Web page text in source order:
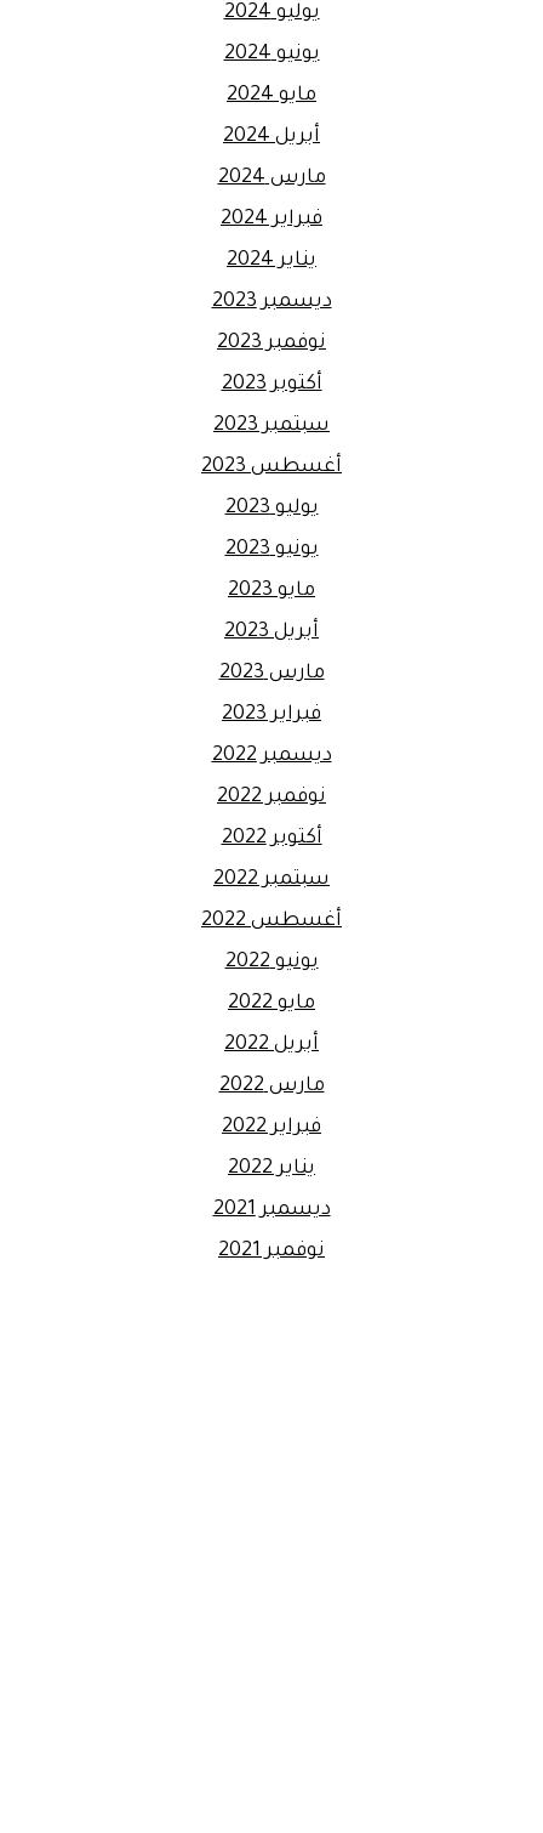
يوليو 2024
يونيو 2024
مايو 2024
أبريل 2024
مارس 2024
فبراير 2024
يناير 2024
ديسمبر 2023
نوفمبر 2023
أكتوبر 2023
سبتمبر 2023
أغسطس 2023
يوليو 2023
يونيو 2023
مايو 2023
أبريل 2023
مارس 2023
فبراير 2023
ديسمبر 2022
نوفمبر 2022
أكتوبر 2022
سبتمبر 2022
أغسطس 2022
يونيو 2022
مايو 2022
أبريل 2022
مارس 2022
فبراير 2022
يناير 2022
ديسمبر 2021
نوفمبر 2021